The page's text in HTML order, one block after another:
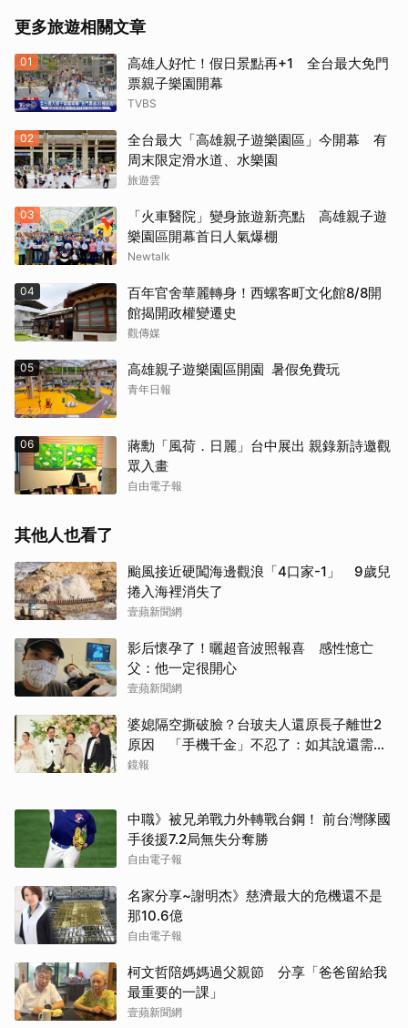
更多旅遊相關文章
01
高雄人好忙！假日景點再+1 全台最大免門
票親子樂園開幕
TVBS
02
全台最大「高雄親子遊樂園區」今開幕 有
周末限定滑水道、水樂園
旅遊雲
03
「火車醫院」變身旅遊新亮點 高雄親子遊
樂園區開幕首日人氣爆棚
Newtalk
04
百年官舍華麗轉身！西螺客町文化館8/8開
館揭開政權變遷史
觀傳媒
05 高雄親子遊樂園區開園 暑假免費玩
青年日報
06
蔣勳「風荷．日麗」台中展出 親錄新詩邀觀
眾入畫
自由電子報
其他人也看了
颱風接近硬闖海邊觀浪「4口家-1」 9歲兒
捲入海裡消失了
壹蘋新聞網
影后懷孕了！曬超音波照報喜 感性憶亡
父：他一定很開心
壹蘋新聞網
婆媳隔空撕破臉？台玻夫人還原長子離世2
原因 「手機千金」不忍了：如其說還需要
離開嗎？
鏡報
中職》被兄弟戰力外轉戰台鋼！ 前台灣隊國
手後援7.2局無失分奪勝
自由電子報
名家分享~謝明杰》慈濟最大的危機還不是
那10.6億
自由電子報
柯文哲陪媽媽過父親節 分享「爸爸留給我
最重要的一課」
壹蘋新聞網